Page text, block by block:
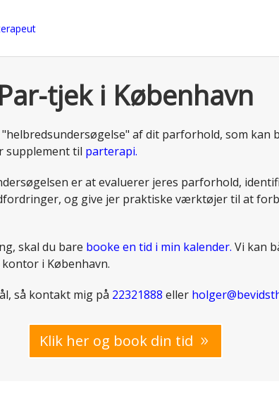
Par-tjek i København
af dit parforhold, som kan
supplement til parterapi.
er at evaluerer jeres parforhold,
og give jer praktiske værktøjer til at
skal du bare booke en tid i min kalender. Vi kan
i København.
så kontakt mig på 22321888 eller
Klik her og book din tid